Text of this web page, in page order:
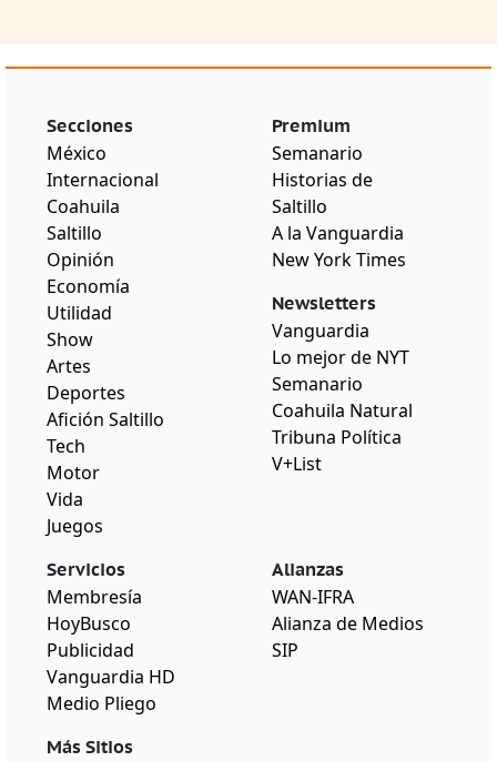
Secciones
México
Internacional
Coahuila
Saltillo
Opinión
Economía
Utilidad
Show
Artes
Deportes
Afición Saltillo
Tech
Motor
Vida
Juegos
Premium
Semanario
Historias de
Saltillo
A la Vanguardia
New York Times
Newsletters
Vanguardia
Lo mejor de NYT
Semanario
Coahuila Natural
Tribuna Política
V+List
Servicios
Membresía
HoyBusco
Publicidad
Vanguardia HD
Medio Pliego
Más Sitios
Alianzas
WAN-IFRA
Alianza de Medios
SIP